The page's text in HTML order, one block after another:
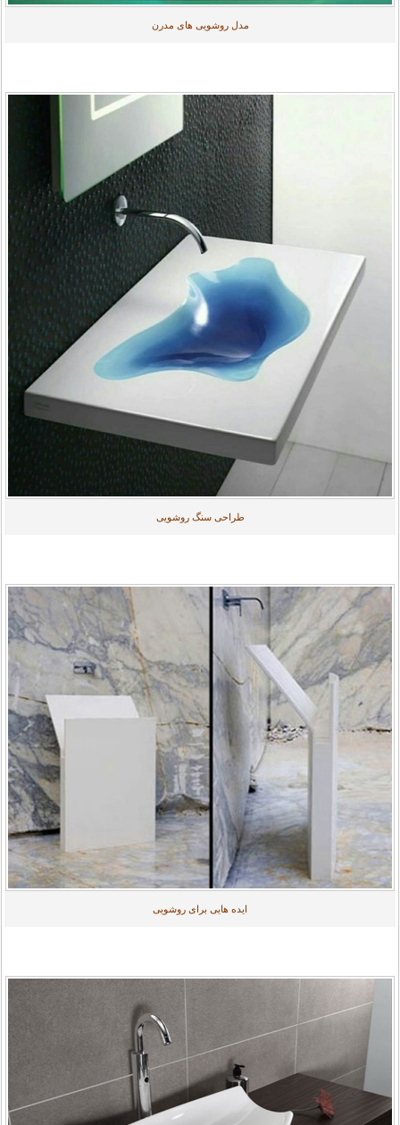
مدل روشویی های مدرن
طراحی سنگ روشویی
ایده هایی برای روشویی